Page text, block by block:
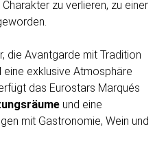
zu verlieren, zu einer
die Avantgarde mit Tradition
exklusive Atmosphäre
das Eurostars Marqués
und eine
mit Gastronomie, Wein und